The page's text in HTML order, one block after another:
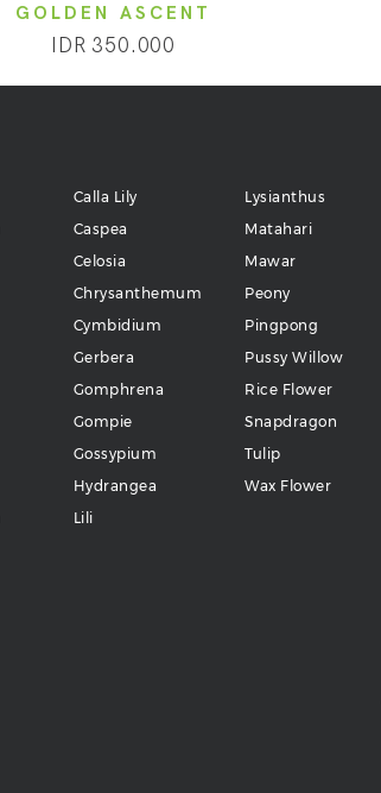
GOLDEN ASCENT
IDR 350.000
Calla Lily
Caspea
Celosia
Chrysanthemum
Cymbidium
Gerbera
Gomphrena
Gompie
Gossypium
Hydrangea
Lili
Lysianthus
Matahari
Mawar
Peony
Pingpong
Pussy Willow
Rice Flower
Snapdragon
Tulip
Wax Flower